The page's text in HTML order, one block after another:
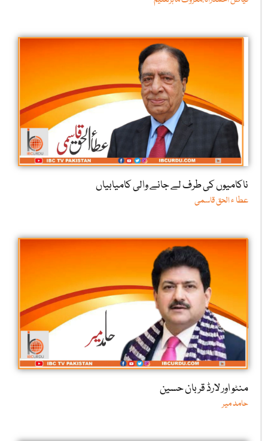
ناکامیوں کی طرف لے جانے والی کامیابیاں
عطا ء الحق قاسمی
منٹو اور لارڈ قربان حسین
حامد میر